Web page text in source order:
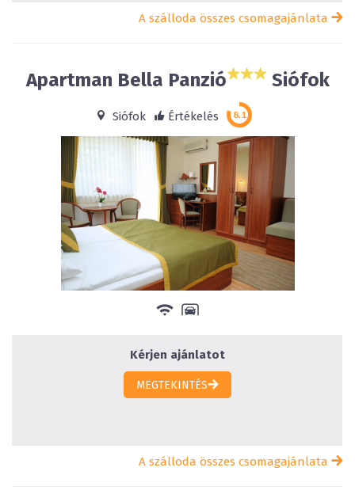
A szálloda összes csomagajánlata
Apartman Bella Panzió Siófok
Siófok Értékelés
Kérjen ajánlatot
MEGTEKINTÉS
A szálloda összes csomagajánlata